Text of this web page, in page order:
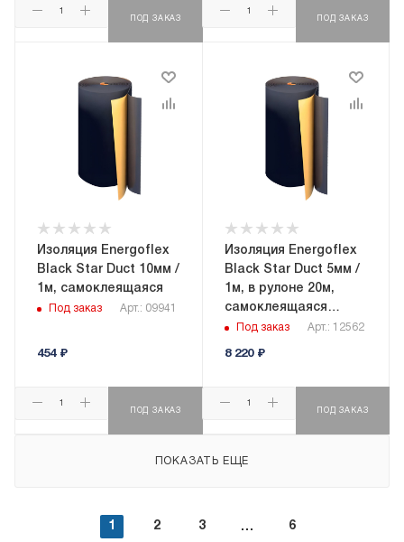
ПОД ЗАКАЗ ПОД ЗАКАЗ
Изоляция Energoflex
Black Star Duct 10мм /
1м, самоклеящаяся
Под заказ Арт.: 09941
454₽
ПОД ЗАКАЗ
Изоляция Energoflex
Black Star Duct 5мм /
1м, в рулоне 20м,
самоклеящаяся
(EFXR05120BSDUC)
Под заказ Арт.: 12562
8 220₽
ПОД ЗАКАЗ
ПОКАЗАТЬ ЕЩЕ
1 2 3 6